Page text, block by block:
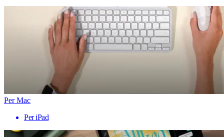
Per Mac
Per iPad